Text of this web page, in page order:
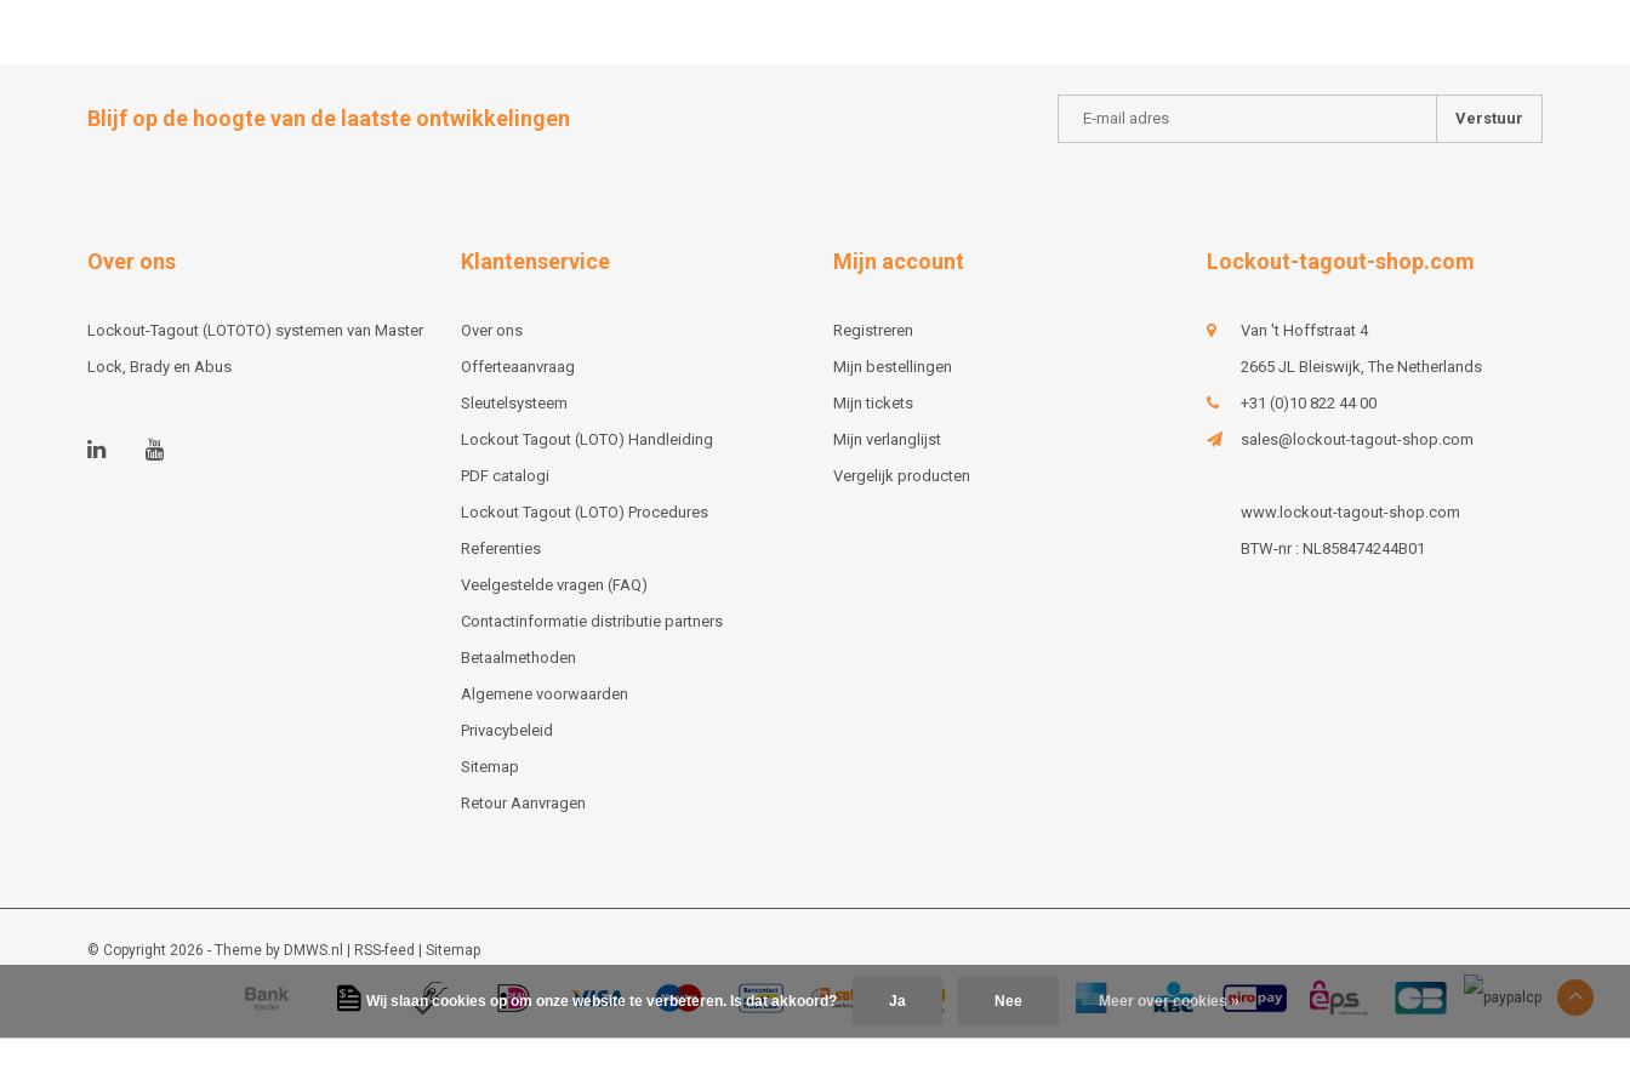
Blijf op de hoogte van de laatste ontwikkelingen Verstuur
Over ons
Lockout-Tagout (LOTOTO) systemen van Master
Lock, Brady en Abus
Klantenservice
Over ons
Offerteaanvraag
Sleutelsysteem
Lockout Tagout (LOTO) Handleiding
PDF catalogi
Lockout Tagout (LOTO) Procedures
Referenties
Veelgestelde vragen (FAQ)
Contactinformatie distributie partners
Betaalmethoden
Algemene voorwaarden
Privacybeleid
Sitemap
Retour Aanvragen
Mijn account
Registreren
Mijn bestellingen
Mijn tickets
Mijn verlanglijst
Vergelijk producten
Lockout-tagout-shop.com
Van 't Hoffstraat 4
2665 JL Bleiswijk, The Netherlands
+31 (0)10 822 44 00
sales@lockout-tagout-shop.com
www.lockout-tagout-shop.com
BTW-nr : NL858474244B01
© Copyright 2026 - Theme by DMWS.nl | RSS-feed | Sitemap
Wij slaan cookies op om onze website te verbeteren. Is dat akkoord? Ja Nee Meer over cookies »